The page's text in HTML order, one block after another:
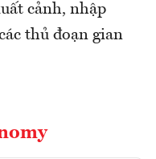
cảnh, nhập
thủ đoạn gian